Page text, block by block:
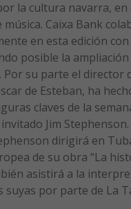
la cultura navarra, en
Caixa Bank
en esta edición
posible la ampliación
Por su parte el director
de Esteban, ha
claves de la
Jim
dirigirá en
de su obra “La
asistirá a la
suyas por parte de La